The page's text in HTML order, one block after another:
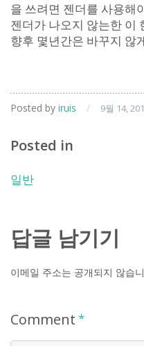
을 쓰려면 젠더를 사용해
젠더가 나오지 않는한 이
향후 몇년간은 바꾸지 않
Posted by iruis / 9월 14,
Posted in
일반
답글 남기기
이메일 주소는 공개되지 않습
Comment *